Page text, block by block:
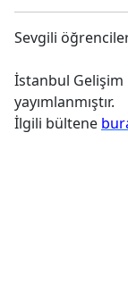
Sevgili
İstanbul Gelişim
yayımlanmıştır.
İlgili bültene